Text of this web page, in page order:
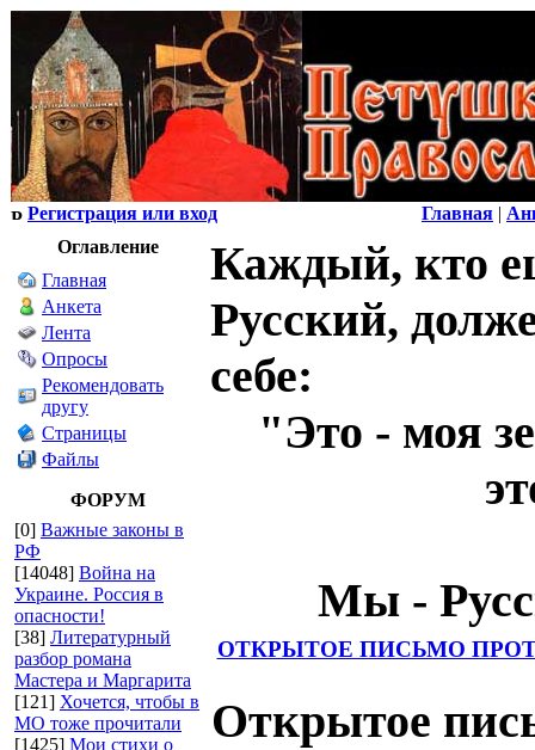
Регистрация или вход Главная |
Оглавление
Главная
Анкета
Лента
Опросы
Рекомендовать
другу
Страницы
Файлы
ФОРУМ
[0] Важные законы в
РФ
[14048] Война на
Украине. Россия в
опасности!
[38] Литературный
разбор романа
Мастера и Маргарита
[121] Хочется, чтобы в
МО тоже прочитали
[1425] Мои стихи о
Каждый, кто
Русский,
себе:
"Это - моя
это моя
Мы -
ОТКРЫТОЕ ПИСЬМО
Открытое